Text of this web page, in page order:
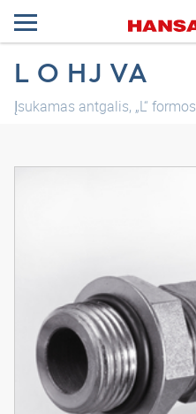
L O HJ VA
Įsukamas antgalis, „L“ formos